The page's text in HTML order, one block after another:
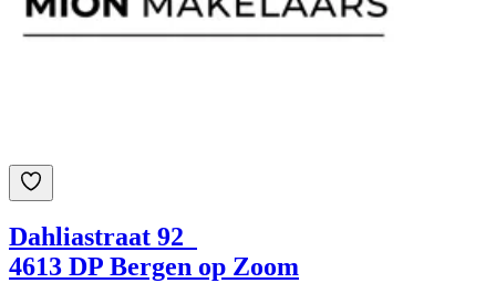
Dahliastraat 92
4613 DP Bergen op Zoom